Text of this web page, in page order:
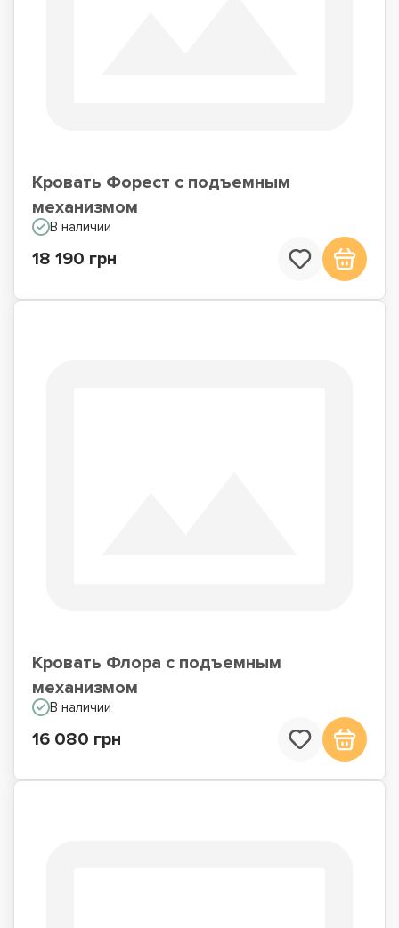
Кровать Форест с подъемным
механизмом
В наличии
18 190 грн
Кровать Флора с подъемным
механизмом
В наличии
16 080 грн